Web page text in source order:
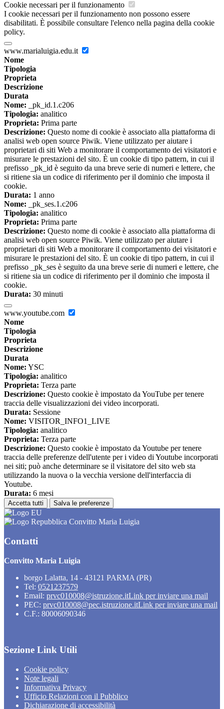
Cookie necessari per il funzionamento
I cookie necessari per il funzionamento non possono essere
disabilitati. È possibile consultare l'elenco nella pagina della cookie
policy.
www.marialuigia.edu.it
Nome
Tipologia
Proprieta
Descrizione
Durata
Nome: _pk_id.1.c206
Tipologia: analitico
Proprieta: Prima parte
Descrizione: Questo nome di cookie è associato alla piattaforma di
analisi web open source Piwik. Viene utilizzato per aiutare i
proprietari di siti Web a monitorare il comportamento dei visitatori e
misurare le prestazioni del sito. È un cookie di tipo pattern, in cui il
prefisso _pk_id è seguito da una breve serie di numeri e lettere, che
si ritiene sia un codice di riferimento per il dominio che imposta il
cookie.
Durata: 1 anno
Nome: _pk_ses.1.c206
Tipologia: analitico
Proprieta: Prima parte
Descrizione: Questo nome di cookie è associato alla piattaforma di
analisi web open source Piwik. Viene utilizzato per aiutare i
proprietari di siti Web a monitorare il comportamento dei visitatori e
misurare le prestazioni del sito. È un cookie di tipo pattern, in cui il
prefisso _pk_ses è seguito da una breve serie di numeri e lettere, che
si ritiene sia un codice di riferimento per il dominio che imposta il
cookie.
Durata: 30 minuti
www.youtube.com
Nome
Tipologia
Proprieta
Descrizione
Durata
Nome: YSC
Tipologia: analitico
Proprieta: Terza parte
Descrizione: Questo cookie è impostato da YouTube per tenere
traccia delle visualizzazioni dei video incorporati.
Durata: Sessione
Nome: VISITOR_INFO1_LIVE
Tipologia: analitico
Proprieta: Terza parte
Descrizione: Questo cookie è impostato da Youtube per tenere
traccia delle preferenze dell'utente per i video di Youtube incorporati
nei siti; può anche determinare se il visitatore del sito web sta
utilizzando la nuova o la vecchia versione dell'interfaccia di
Youtube.
Durata: 6 mesi
Accetta tutti Salva le preferenze
Convitto Maria Luigia
Contatti
Convitto Maria Luigia
borgo Lalatta, 14 - 43121 PARMA (PR)
Tel: 0521237579
Email: prvc010008@istruzione.itLink per inviare una mail
PEC: prvc010008@pec.istruzione.itLink per inviare una mail
C.F.: 80006090346
Sezione Link Utili
Cookie policy
Note legali
Informativa Privacy
Ufficio Relazioni con il Pubblico
Dichiarazione di accessibilità